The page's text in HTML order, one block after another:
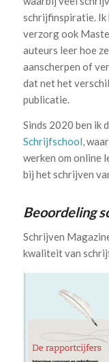
schrijfinspiratie. Ik
verzorg ook
auteurs leer hoe
aanscherpen of
dat net het
publicatie.
Sinds 2020 ben ik
Schrijfschool ,
werken om online
bij het schrijven
Beoordeling
Schrijven
kwaliteit van